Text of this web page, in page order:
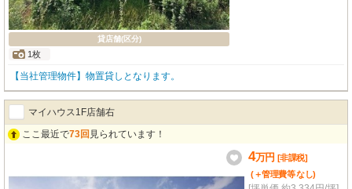
貸店舗(区分)
1枚
【当社管理物件】物置貸しとなります。
マイハウス1F店舗右
ここ最近で73回 見られています！
4万円 [非課税]
(＋管理費等なし)